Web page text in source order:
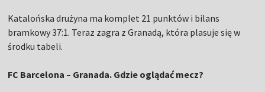
Katalońska drużyna ma komplet 21 punktów i bilans
bramkowy 37:1. Teraz zagra z Granadą, która plasuje się w
środku tabeli.
FC Barcelona – Granada. Gdzie oglądać mecz?